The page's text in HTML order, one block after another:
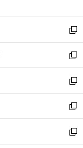
ウ
で
開
く
ン
ド
ウ
で
開
く
新
し
い
ウ
ィ
ン
ド
ウ
で
開
新
し
い
ウ
ィ
ン
ド
ウ
新
し
い
ウ
ィ
ン
新
し
い
ウ
新